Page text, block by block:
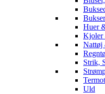
Huer
Kjoler
Nattøj
Strik,
Uld